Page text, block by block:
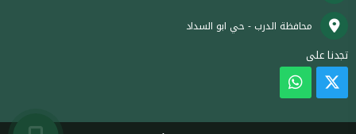
محافظة الدرب - حي ابو السداد
تجدنا على